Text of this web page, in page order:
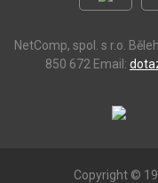
NetComp, spol. s r.o.
850 672 Email:
Copyright ©